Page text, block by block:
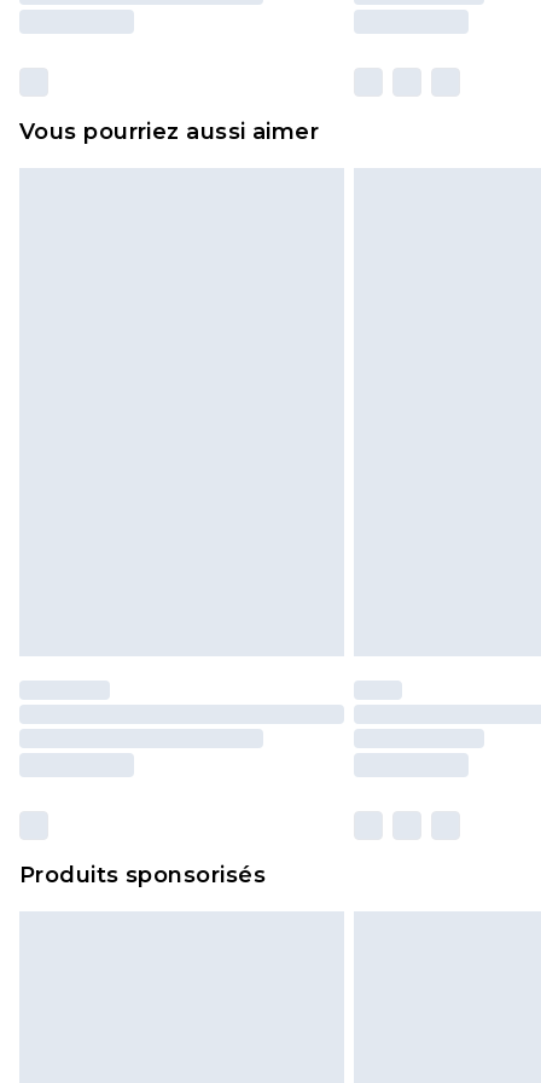
Vous pourriez aussi aimer
Produits sponsorisés